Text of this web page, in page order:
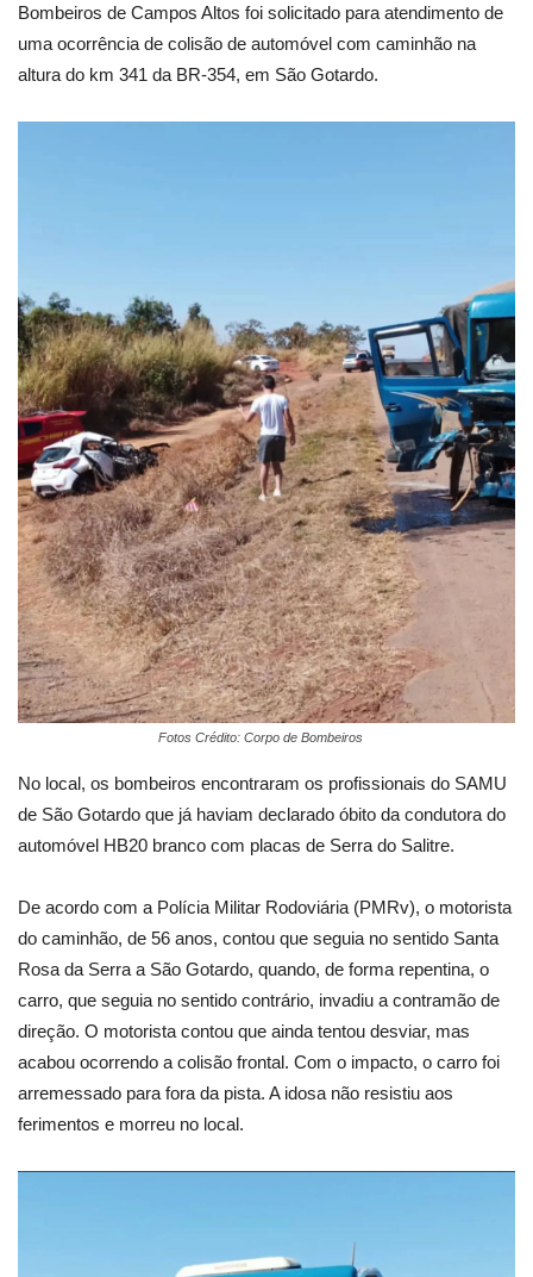
Bombeiros de Campos Altos foi solicitado para atendimento de
uma ocorrência de colisão de automóvel com caminhão na
altura do km 341 da BR-354, em São Gotardo.
Fotos Crédito: Corpo de Bombeiros
No local, os bombeiros encontraram os profissionais do SAMU
de São Gotardo que já haviam declarado óbito da condutora do
automóvel HB20 branco com placas de Serra do Salitre.
De acordo com a Polícia Militar Rodoviária (PMRv), o motorista
do caminhão, de 56 anos, contou que seguia no sentido Santa
Rosa da Serra a São Gotardo, quando, de forma repentina, o
carro, que seguia no sentido contrário, invadiu a contramão de
direção. O motorista contou que ainda tentou desviar, mas
acabou ocorrendo a colisão frontal. Com o impacto, o carro foi
arremessado para fora da pista. A idosa não resistiu aos
ferimentos e morreu no local.